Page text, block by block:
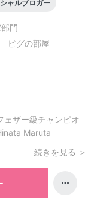
ャルブロガー
部門
ピグの部屋
ェザー級チャンピオ
Maruta
続きを見る ＞